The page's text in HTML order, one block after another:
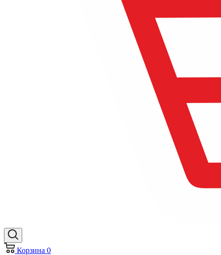
Корзина 0